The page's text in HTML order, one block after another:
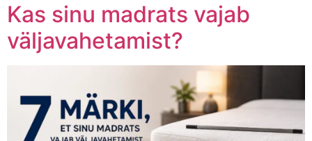
Kas sinu madrats vajab
väljavahetamist?